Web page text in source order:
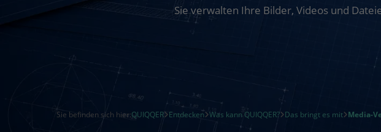
Sie verwalten Ihre Bilder, Videos und
Sie befinden sich hier:QUIQQER Entdecken Was kann QUIQQER? Das bringt es mit Media-